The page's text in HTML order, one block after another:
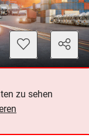
zu sehen